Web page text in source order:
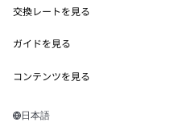
MetaMask Connect
Snaps
Web3サービス
セキュリティ
サポート
キャリア
イーサリアムの価格
Solanaの価格
Tetherの価格
交換レートを見る
ETH→USD
USDT→INR
BTC→INR
ガイドを見る
ETHの購入
コンテンツを見る
Solanaウォレット
日本語